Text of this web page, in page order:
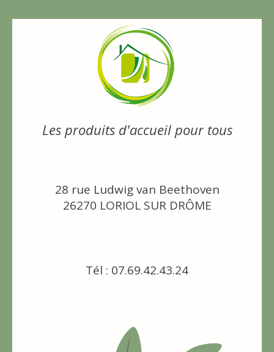
Les produits d'accueil pour tous
28 rue Ludwig van Beethoven
26270 LORIOL SUR DRÔME
Tél : 07.69.42.43.24